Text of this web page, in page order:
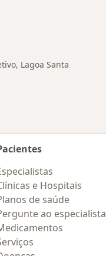
Lagoa Santa
e Hospitais
de saúde
ao especialista